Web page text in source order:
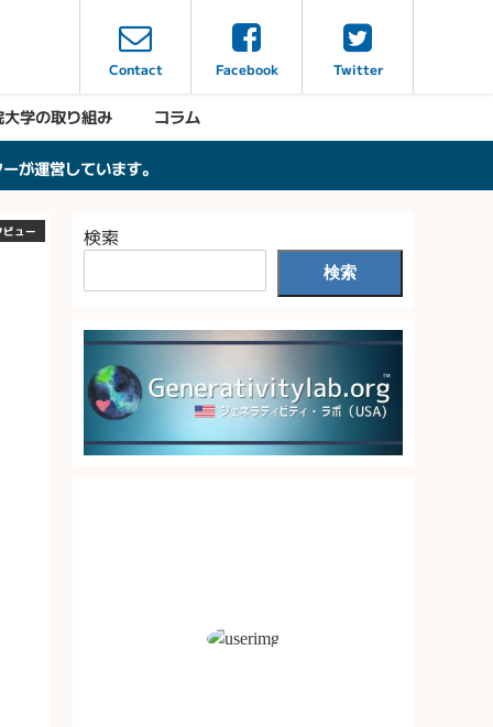
Contact Facebook Twitter
学の取り組み コラム
が運営しています。
ュー 検索
検索